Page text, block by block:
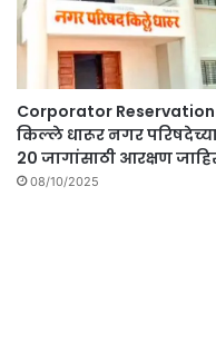
Corporator Reservation
किल्ले धारूर नगर
20 जागांसाठी आरक्षण
08/10/2025